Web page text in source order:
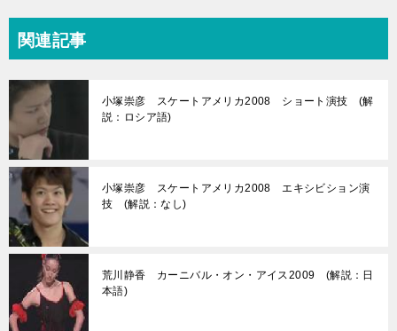
関連記事
小塚崇彦 スケートアメリカ2008 ショート演技 (解
説：ロシア語)
小塚崇彦 スケートアメリカ2008 エキシビション演
技 (解説：なし)
荒川静香 カーニバル・オン・アイス2009 (解説：日
本語)